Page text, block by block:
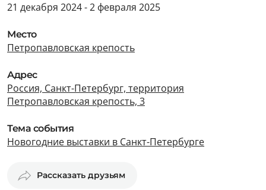
21 декабря 2024 - 2 февраля 2025
Место
Петропавловская крепость
Адрес
Россия, Санкт-Петербург, территория
Петропавловская крепость, 3
Тема события
Новогодние выставки в Санкт-Петербурге
Рассказать друзьям